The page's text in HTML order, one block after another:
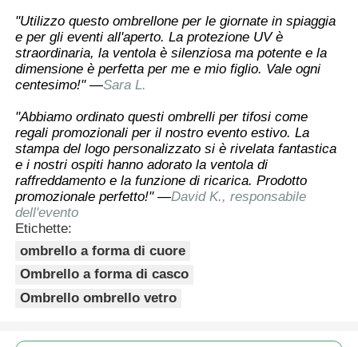
"Utilizzo questo ombrellone per le giornate in spiaggia
e per gli eventi all'aperto. La protezione UV è
straordinaria, la ventola è silenziosa ma potente e la
dimensione è perfetta per me e mio figlio. Vale ogni
centesimo!" —Sara L.
"Abbiamo ordinato questi ombrelli per tifosi come
regali promozionali per il nostro evento estivo. La
stampa del logo personalizzato si è rivelata fantastica
e i nostri ospiti hanno adorato la ventola di
raffreddamento e la funzione di ricarica. Prodotto
promozionale perfetto!" —David K., responsabile
dell'evento
Etichette:
ombrello a forma di cuore
Ombrello a forma di casco
Ombrello ombrello vetro